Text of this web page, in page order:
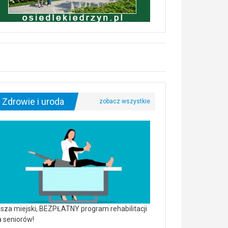
Zdrowie i uroda
miejski, BEZPŁATNY program rehabilitacji
seniorów!